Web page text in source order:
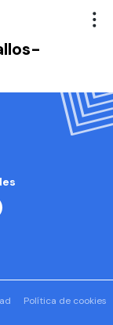
Política de cookies